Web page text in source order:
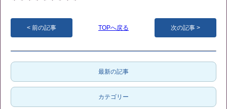
前の記事 TOPへ戻る 次の記事
最新の記事
カテゴリー